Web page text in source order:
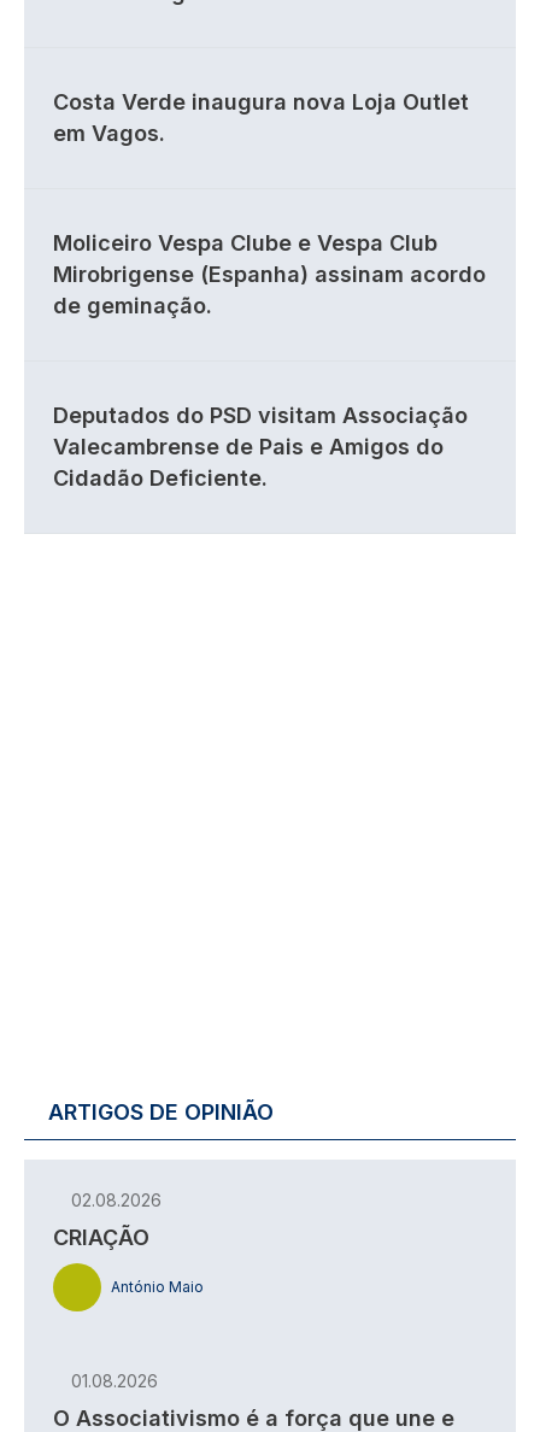
Costa Verde inaugura nova Loja Outlet
em Vagos.
Moliceiro Vespa Clube e Vespa Club
Mirobrigense (Espanha) assinam acordo
de geminação.
Deputados do PSD visitam Associação
Valecambrense de Pais e Amigos do
Cidadão Deficiente.
ARTIGOS DE OPINIÃO
02.08.2026
CRIAÇÃO
António Maio
01.08.2026
O Associativismo é a força que une e